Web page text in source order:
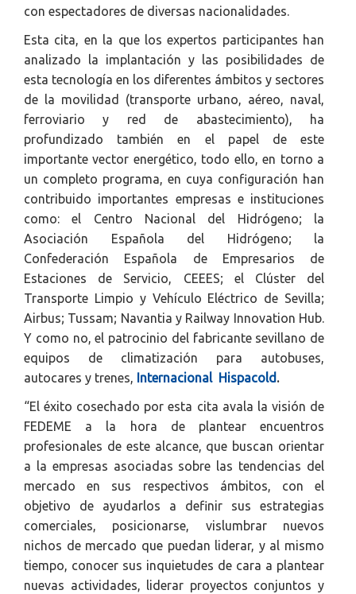
con espectadores de diversas nacionalidades.
Esta cita, en la que los expertos participantes han
analizado la implantación y las posibilidades de
esta tecnología en los diferentes ámbitos y sectores
de la movilidad (transporte urbano, aéreo, naval,
ferroviario y red de abastecimiento), ha
profundizado también en el papel de este
importante vector energético, todo ello, en torno a
un completo programa, en cuya configuración han
contribuido importantes empresas e instituciones
como: el Centro Nacional del Hidrógeno; la
Asociación Española del Hidrógeno; la
Confederación Española de Empresarios de
Estaciones de Servicio, CEEES; el Clúster del
Transporte Limpio y Vehículo Eléctrico de Sevilla;
Airbus; Tussam; Navantia y Railway Innovation Hub.
Y como no, el patrocinio del fabricante sevillano de
equipos de climatización para autobuses,
autocares y trenes, Internacional Hispacold.
“El éxito cosechado por esta cita avala la visión de
FEDEME a la hora de plantear encuentros
profesionales de este alcance, que buscan orientar
a la empresas asociadas sobre las tendencias del
mercado en sus respectivos ámbitos, con el
objetivo de ayudarlos a definir sus estrategias
comerciales, posicionarse, vislumbrar nuevos
nichos de mercado que puedan liderar, y al mismo
tiempo, conocer sus inquietudes de cara a plantear
nuevas actividades, liderar proyectos conjuntos y